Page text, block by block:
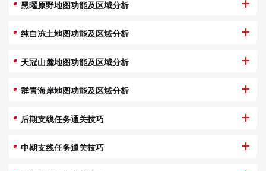
黑曜原野地图功能及区域分析
纯白冻土地图功能及区域分析
天冠山麓地图功能及区域分析
群青海岸地图功能及区域分析
后期支线任务通关技巧
中期支线任务通关技巧